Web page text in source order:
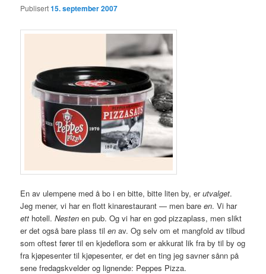
Publisert15. september 2007
En av ulempene med å bo i en bitte, bitte liten by, erutvalget.
Jeg mener, vi har en flott kinarestaurant — men bareen. Vi har
ett hotell.Nesten en pub. Og vi har en god pizzaplass, men slikt
er det også bare plass tilen av. Og selv om et mangfold av tilbud
som oftest fører til en kjedeflora som er akkurat lik fra by til by og
fra kjøpesenter til kjøpesenter, er det en ting jeg savner sånn på
sene fredagskvelder og lignende: Peppes Pizza.